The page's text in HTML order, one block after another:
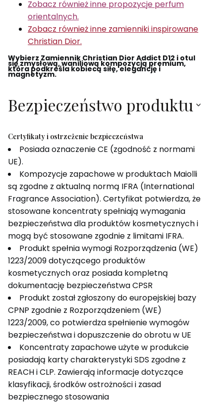
Zobacz również inne propozycje perfum
orientalnych.
Zobacz również inne zamienniki inspirowane
Christian Dior.
Wybierz Zamiennik Christian Dior Addict D12 i otul
się zmysłową, waniliową kompozycją premium,
która podkreśla kobiecą siłę, elegancję i
magnetyzm.
Bezpieczeństwo produktu
Certyfikaty i ostrzeżenie bezpieczeństwa
Posiada oznaczenie CE (zgodność z normami
UE).
Kompozycje zapachowe w produktach Maiolli
są zgodne z aktualną normą IFRA (International
Fragrance Association). Certyfikat potwierdza, że
stosowane koncentraty spełniają wymagania
bezpieczeństwa dla produktów kosmetycznych i
mogą być stosowane zgodnie z limitami IFRA.
Produkt spełnia wymogi Rozporządzenia (WE)
1223/2009 dotyczącego produktów
kosmetycznych oraz posiada kompletną
dokumentację bezpieczeństwa CPSR
Produkt został zgłoszony do europejskiej bazy
CPNP zgodnie z Rozporządzeniem (WE)
1223/2009, co potwierdza spełnienie wymogów
bezpieczeństwa i dopuszczenie do obrotu w UE
Koncentraty zapachowe użyte w produkcie
posiadają karty charakterystyki SDS zgodne z
REACH i CLP. Zawierają informacje dotyczące
klasyfikacji, środków ostrożności i zasad
bezpiecznego stosowania